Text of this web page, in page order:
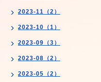
2023-11（2）
2023-10（1）
2023-09（3）
2023-08（2）
2023-05（2）